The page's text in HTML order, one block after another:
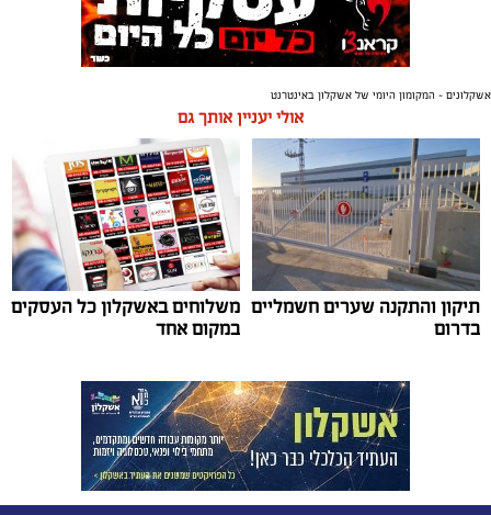
אשקלונים - המקומון היומי של אשקלון באינטרנט
אולי יעניין אותך גם
תיקון והתקנה שערים חשמליים
בדרום
משלוחים באשקלון כל העסקים
במקום אחד